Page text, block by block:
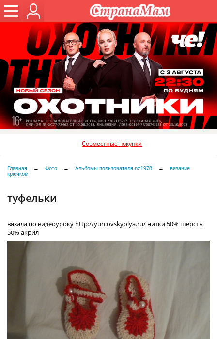
Совместные покупки
Главная → Фото → Альбомы пользователя nz1978 →
вязание
крючком
туфельки
вязала по видеоуроку http://yurcovskyolya.ru/ нитки 50% шерсть
50% акрил